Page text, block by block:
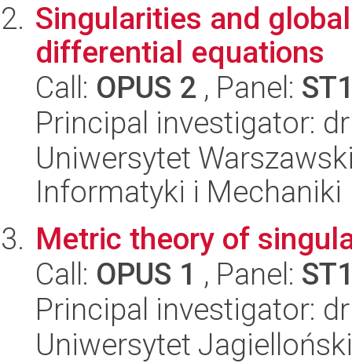
Singularities and
differential equations
Call: OPUS 2 , Panel:
Principal investigator:
Uniwersytet
Informatyki i Mechaniki
Metric theory of
Call: OPUS 1 , Panel:
Principal investigator:
Uniwersytet Jagielloński